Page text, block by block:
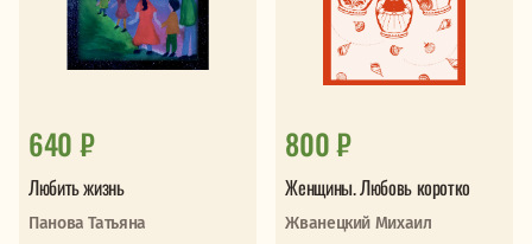
640 ₽
Любить жизнь
Панова Татьяна
800 ₽
Женщины. Любовь коротко
Жванецкий Михаил